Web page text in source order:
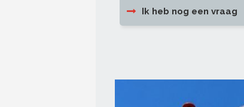
Ik heb nog een vraag